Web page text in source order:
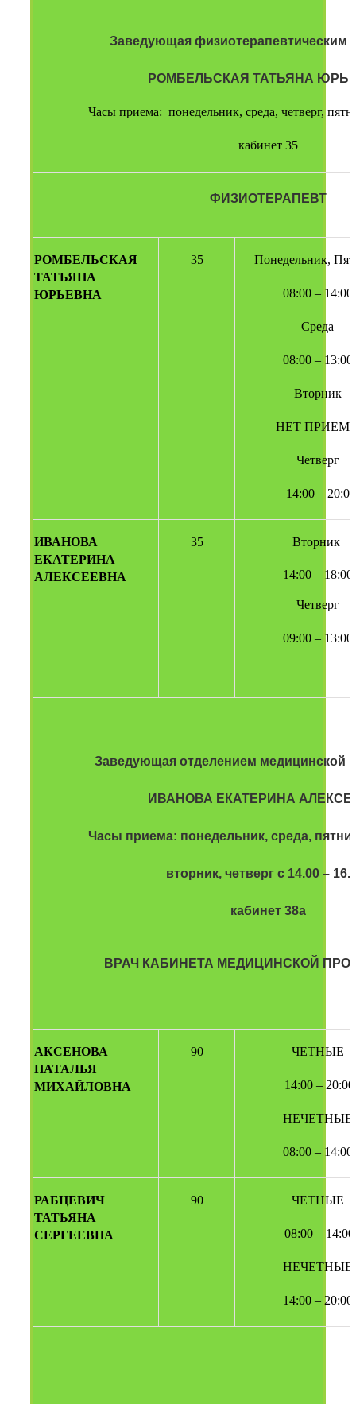
Заведующая физиотерапевтическим
РОМБЕЛЬСКАЯ ТАТЬЯНА
Часы приема:  понедельник, среда, четверг,
кабинет 35
ФИЗИОТЕРАПЕВТ
РОМБЕЛЬСКАЯ
ТАТЬЯНА
ЮРЬЕВНА
35 Понедельник,
08:00 – 14:00
Среда
08:00 – 13:00
Вторник
НЕТ
Четверг
14:00 – 20:00
ИВАНОВА
ЕКАТЕРИНА
АЛЕКСЕЕВНА
35 Вторник
14:00 – 18:00
Четверг
09:00 – 13:00
Заведующая отделением медицинской
ИВАНОВА ЕКАТЕРИНА
Часы приема: понедельник, среда,
вторник, четверг с 14.00 –
кабинет 38а
ВРАЧ КАБИНЕТА МЕДИЦИНСКОЙ
АКСЕНОВА
НАТАЛЬЯ
МИХАЙЛОВНА
90 ЧЕТНЫЕ
14:00 – 20:00
НЕЧЕТНЫЕ
08:00 – 14:00
РАБЦЕВИЧ
ТАТЬЯНА
СЕРГЕЕВНА
90 ЧЕТНЫЕ
08:00 – 14:00
НЕЧЕТНЫЕ
14:00 – 20:00